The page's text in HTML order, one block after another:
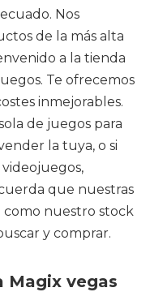
Nos
de la más alta
a la tienda
Te ofrecemos
inmejorables.
de juegos para
la tuya, o si
videojuegos,
que nuestras
como nuestro stock
y comprar.
Magix vegas